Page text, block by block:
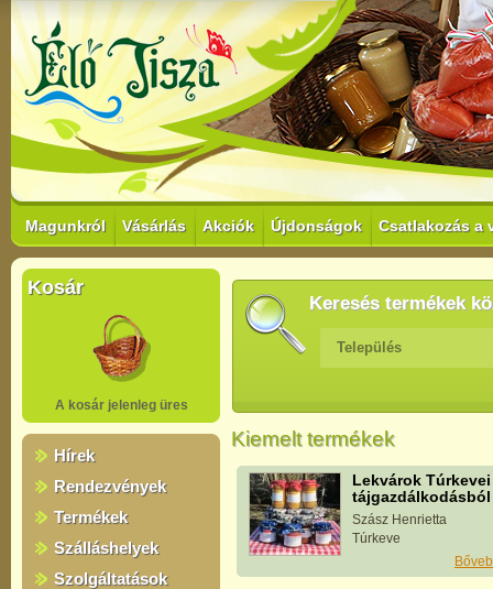
Magunkról Vásárlás Akciók Újdonságok Csatlakozás a
Kosár
A kosár jelenleg üres
Hírek
Rendezvények
Termékek
Szálláshelyek
Szolgáltatások
Keresés termékek
Település
Kiemelt termékek
Lekvárok Túrkevei
tájgazdálkodásból
Szász Henrietta
Túrkeve